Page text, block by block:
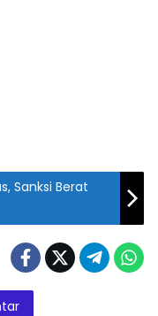
Sanksi Berat